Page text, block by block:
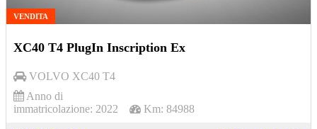
VENDITA
XC40 T4 PlugIn Inscription Ex
VOLVO XC40 T4
Anno di
immatricolazione: 2022 Km: 84988